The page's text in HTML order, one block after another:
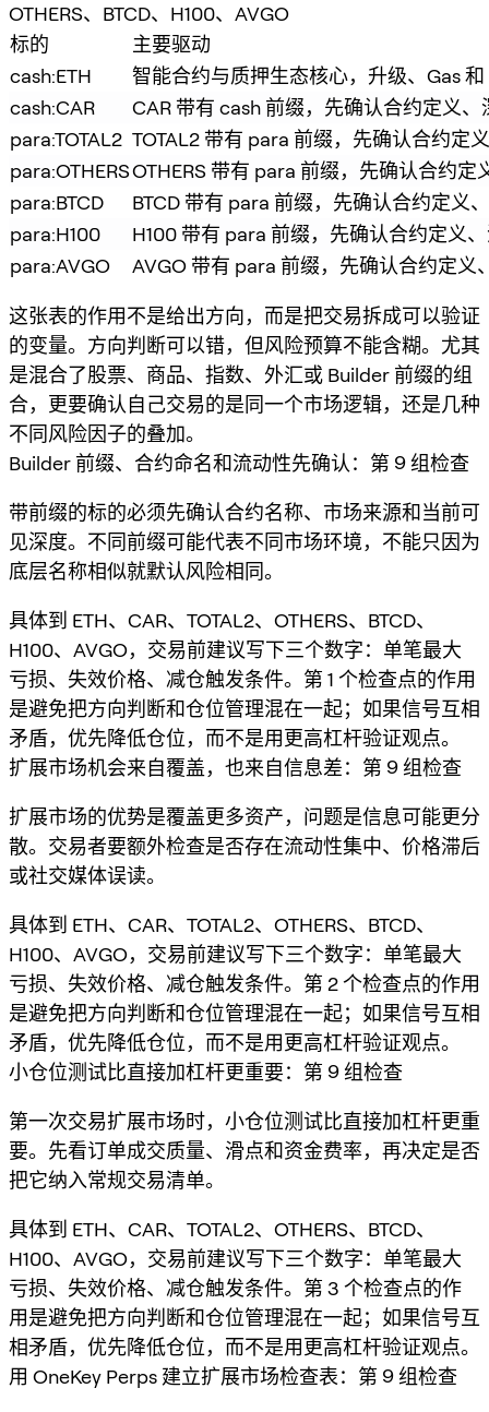
OTHERS、BTCD、H100、AVGO
标的
主要驱动
cash:ETH
智能合约与质押生态核心，升级、Gas
cash:CAR
CAR 带有 cash 前缀，先确认合约定义
para:TOTAL2 TOTAL2 带有 para 前缀，先确认合约定
para:OTHERSOTHERS 带有 para 前缀，先确认合约
para:BTCD
BTCD 带有 para 前缀，先确认合约定义
para:H100
H100 带有 para 前缀，先确认合约定义
para:AVGO
AVGO 带有 para 前缀，先确认合约定义
这张表的作用不是给出方向，而是把交易拆成可以验证
的变量。方向判断可以错，但风险预算不能含糊。尤其
是混合了股票、商品、指数、外汇或 Builder 前缀的组
合，更要确认自己交易的是同一个市场逻辑，还是几种
不同风险因子的叠加。
Builder 前缀、合约命名和流动性先确认：第 9 组检查
带前缀的标的必须先确认合约名称、市场来源和当前可
见深度。不同前缀可能代表不同市场环境，不能只因为
底层名称相似就默认风险相同。
具体到 ETH、CAR、TOTAL2、OTHERS、BTCD、
H100、AVGO，交易前建议写下三个数字：单笔最大
亏损、失效价格、减仓触发条件。第 1 个检查点的作用
是避免把方向判断和仓位管理混在一起；如果信号互相
矛盾，优先降低仓位，而不是用更高杠杆验证观点。
扩展市场机会来自覆盖，也来自信息差：第 9 组检查
扩展市场的优势是覆盖更多资产，问题是信息可能更分
散。交易者要额外检查是否存在流动性集中、价格滞后
或社交媒体误读。
具体到 ETH、CAR、TOTAL2、OTHERS、BTCD、
H100、AVGO，交易前建议写下三个数字：单笔最大
亏损、失效价格、减仓触发条件。第 2 个检查点的作用
是避免把方向判断和仓位管理混在一起；如果信号互相
矛盾，优先降低仓位，而不是用更高杠杆验证观点。
小仓位测试比直接加杠杆更重要：第 9 组检查
第一次交易扩展市场时，小仓位测试比直接加杠杆更重
要。先看订单成交质量、滑点和资金费率，再决定是否
把它纳入常规交易清单。
具体到 ETH、CAR、TOTAL2、OTHERS、BTCD、
H100、AVGO，交易前建议写下三个数字：单笔最大
亏损、失效价格、减仓触发条件。第 3 个检查点的作
用是避免把方向判断和仓位管理混在一起；如果信号互
相矛盾，优先降低仓位，而不是用更高杠杆验证观点。
用 OneKey Perps 建立扩展市场检查表：第 9 组检查